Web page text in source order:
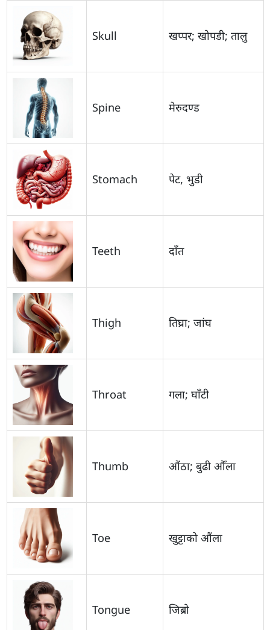
Skull खप्पर; खोपडी; तालु
Spine मेरुदण्ड
Stomach पेट, भुडी
Teeth दाँत
Thigh तिघ्रा; जांघ
Throat गला; घाँटी
Thumb औंठा; बुढी औँला
Toe खुट्टाको औंला
Tongue जिब्रो